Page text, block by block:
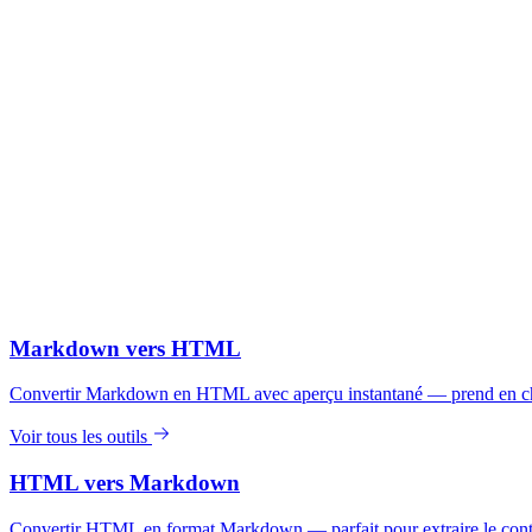
Markdown vers HTML
Convertir Markdown en HTML avec aperçu instantané — prend en
Voir tous les outils
HTML vers Markdown